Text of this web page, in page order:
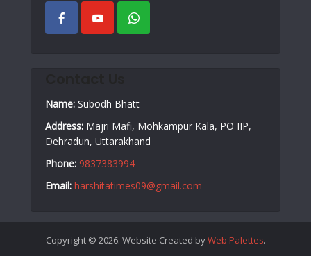
Name: Subodh Bhatt
Address: Majri Mafi, Mohkampur Kala, PO IIP,
Dehradun, Uttarakhand
Phone: 9837383994
Email: harshitatimes09@gmail.com
Copyright © 2026. Website Created byWeb Palettes.